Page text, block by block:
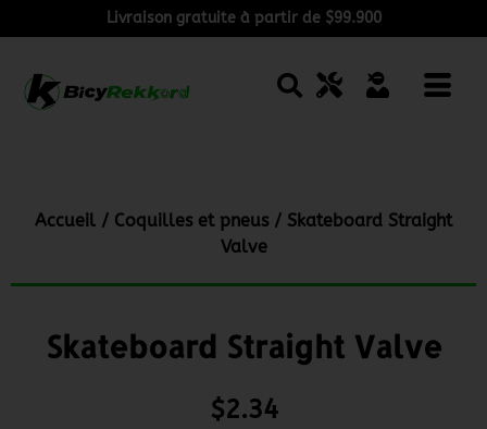
Livraison gratuite à partir de $99.900
Accueil / Coquilles et pneus/ Skateboard Straight
Valve
Skateboard Straight Valve
$2.34